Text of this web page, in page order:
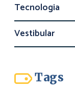
Tecnologia
Vestibular
Tags